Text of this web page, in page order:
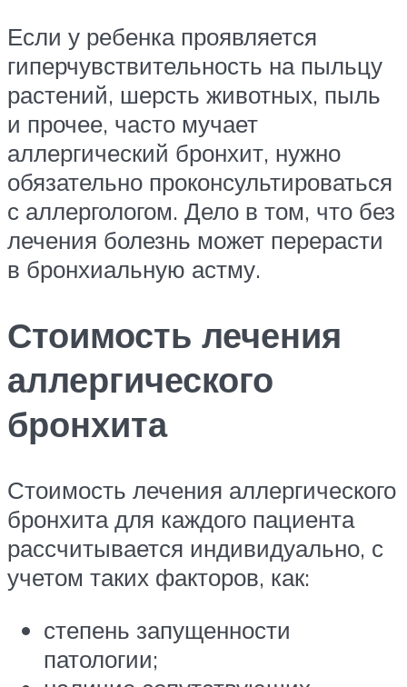
Если у ребенка проявляется
гиперчувствительность на пыльцу
растений, шерсть животных, пыль
и прочее, часто мучает
аллергический бронхит, нужно
обязательно проконсультироваться
с аллергологом. Дело в том, что без
лечения болезнь может перерасти
в бронхиальную астму.
Стоимость лечения
аллергического
бронхита
Стоимость лечения аллергического
бронхита для каждого пациента
рассчитывается индивидуально, с
учетом таких факторов, как:
степень запущенности
патологии;